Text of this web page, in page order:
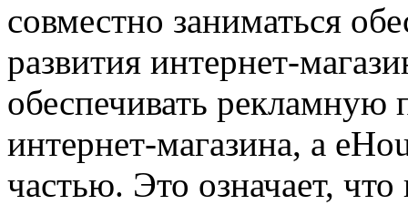
совместно заниматься
развития интернет-
обеспечивать
интернет-магазина, а
частью. Это означает,